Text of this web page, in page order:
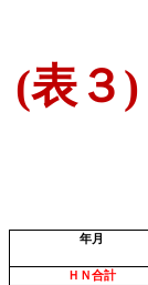
(表３)
年月
ＨＮ合計